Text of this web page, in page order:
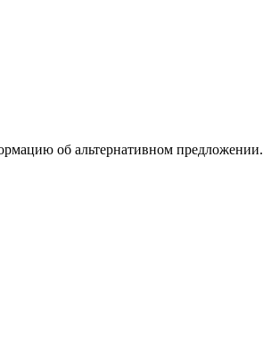
об альтернативном предложении.